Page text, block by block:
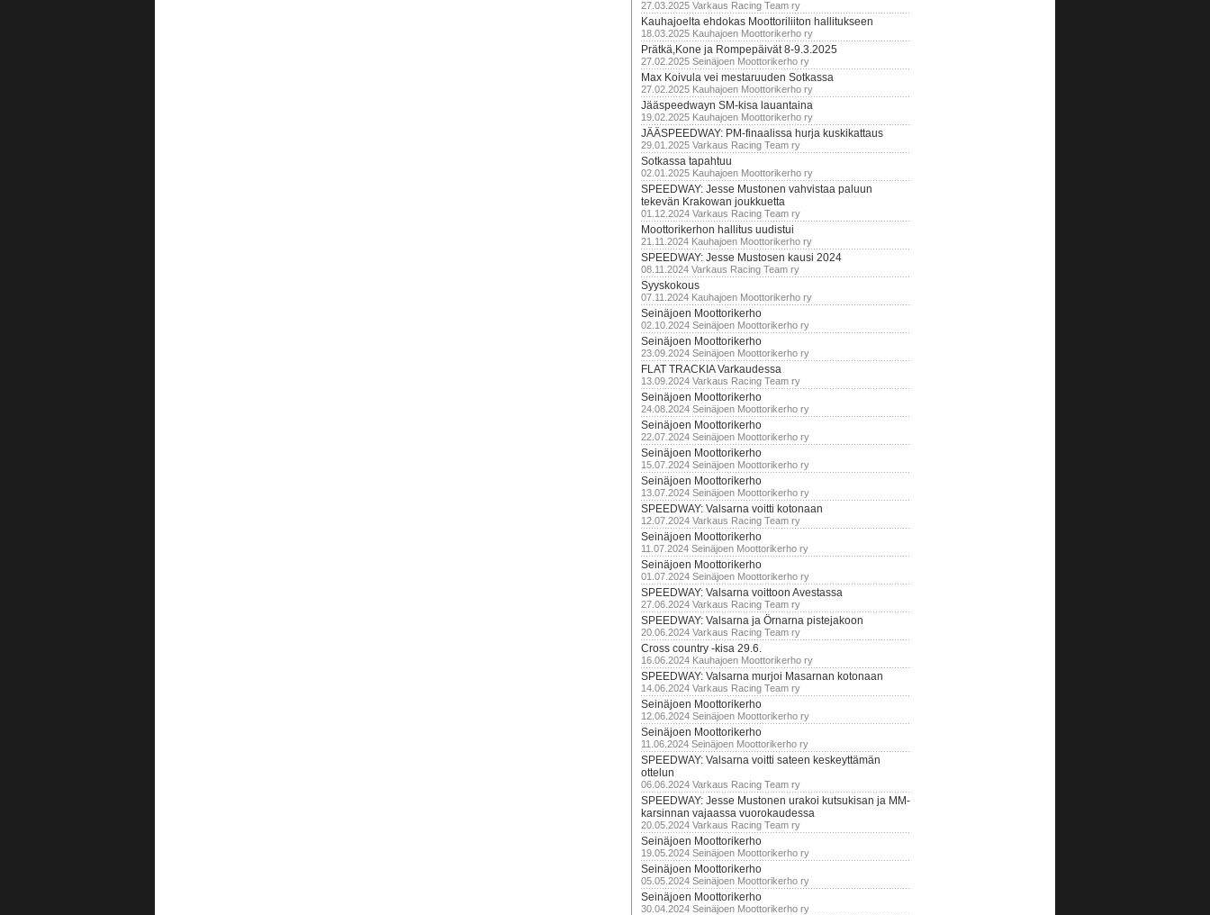
27.03.2025 Varkaus Racing Team ry
Kauhajoelta ehdokas Moottoriliiton hallitukseen
18.03.2025 Kauhajoen Moottorikerho ry
Prätkä,Kone ja Rompepäivät 8-9.3.2025
27.02.2025 Seinäjoen Moottorikerho ry
Max Koivula vei mestaruuden Sotkassa
27.02.2025 Kauhajoen Moottorikerho ry
Jääspeedwayn SM-kisa lauantaina
19.02.2025 Kauhajoen Moottorikerho ry
JÄÄSPEEDWAY: PM-finaalissa hurja kuskikattaus
29.01.2025 Varkaus Racing Team ry
Sotkassa tapahtuu
02.01.2025 Kauhajoen Moottorikerho ry
SPEEDWAY: Jesse Mustonen vahvistaa paluun
tekevän Krakowan joukkuetta
01.12.2024 Varkaus Racing Team ry
Moottorikerhon hallitus uudistui
21.11.2024 Kauhajoen Moottorikerho ry
SPEEDWAY: Jesse Mustosen kausi 2024
08.11.2024 Varkaus Racing Team ry
Syyskokous
07.11.2024 Kauhajoen Moottorikerho ry
Seinäjoen Moottorikerho
02.10.2024 Seinäjoen Moottorikerho ry
Seinäjoen Moottorikerho
23.09.2024 Seinäjoen Moottorikerho ry
FLAT TRACKIA Varkaudessa
13.09.2024 Varkaus Racing Team ry
Seinäjoen Moottorikerho
24.08.2024 Seinäjoen Moottorikerho ry
Seinäjoen Moottorikerho
22.07.2024 Seinäjoen Moottorikerho ry
Seinäjoen Moottorikerho
15.07.2024 Seinäjoen Moottorikerho ry
Seinäjoen Moottorikerho
13.07.2024 Seinäjoen Moottorikerho ry
SPEEDWAY: Valsarna voitti kotonaan
12.07.2024 Varkaus Racing Team ry
Seinäjoen Moottorikerho
11.07.2024 Seinäjoen Moottorikerho ry
Seinäjoen Moottorikerho
01.07.2024 Seinäjoen Moottorikerho ry
SPEEDWAY: Valsarna voittoon Avestassa
27.06.2024 Varkaus Racing Team ry
SPEEDWAY: Valsarna ja Örnarna pistejakoon
20.06.2024 Varkaus Racing Team ry
Cross country -kisa 29.6.
16.06.2024 Kauhajoen Moottorikerho ry
SPEEDWAY: Valsarna murjoi Masarnan kotonaan
14.06.2024 Varkaus Racing Team ry
Seinäjoen Moottorikerho
12.06.2024 Seinäjoen Moottorikerho ry
Seinäjoen Moottorikerho
11.06.2024 Seinäjoen Moottorikerho ry
SPEEDWAY: Valsarna voitti sateen keskeyttämän
ottelun
06.06.2024 Varkaus Racing Team ry
SPEEDWAY: Jesse Mustonen urakoi kutsukisan ja MM-
karsinnan vajaassa vuorokaudessa
20.05.2024 Varkaus Racing Team ry
Seinäjoen Moottorikerho
19.05.2024 Seinäjoen Moottorikerho ry
Seinäjoen Moottorikerho
05.05.2024 Seinäjoen Moottorikerho ry
Seinäjoen Moottorikerho
30.04.2024 Seinäjoen Moottorikerho ry